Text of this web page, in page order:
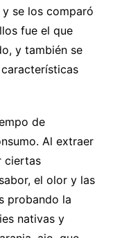
se los comparó
fue el que
y también se
de
Al extraer
ciertas
el olor y las
probando la
nativas y